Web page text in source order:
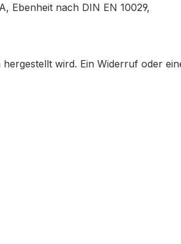
Ebenheit nach DIN EN 10029,
wird. Ein Widerruf oder